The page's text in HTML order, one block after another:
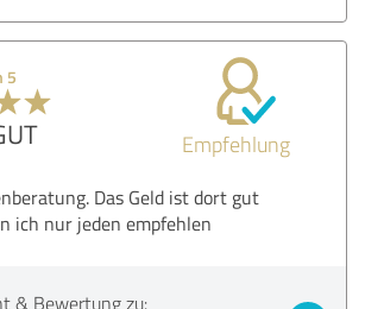
5
Empfehlung
Das Geld ist dort gut
ich nur jeden empfehlen
& Bewertung zu: